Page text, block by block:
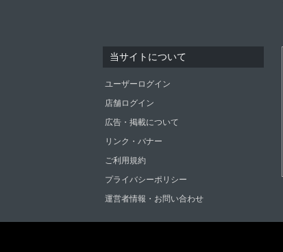
当サイトについて
ユーザーログイン
店舗ログイン
広告・掲載について
リンク・バナー
ご利用規約
プライバシーポリシー
運営者情報・お問い合わせ